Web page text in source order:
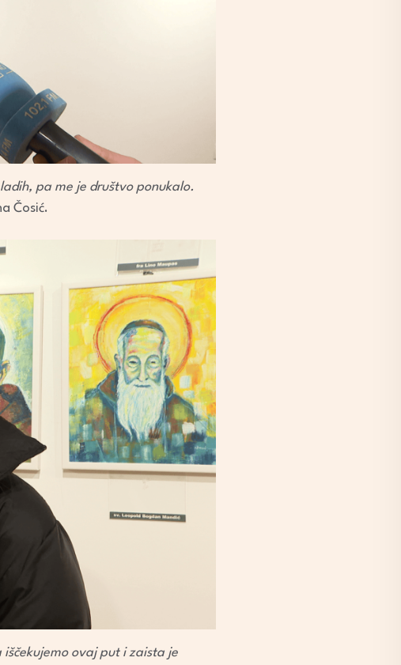
pa me je društvo ponukalo.
Čosić.
ovaj put i zaista je